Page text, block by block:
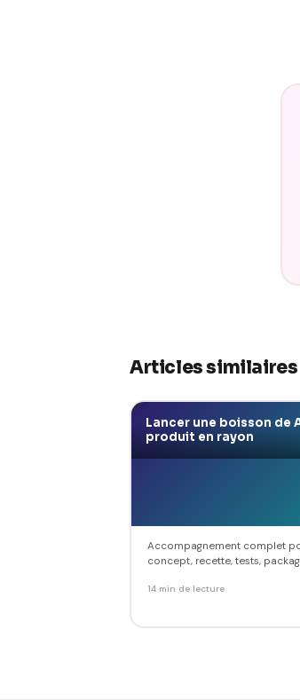
Articles similaires
Lancer une boisson de
produit en rayon
Accompagnement complet
concept, recette, tests,
14 min de lecture